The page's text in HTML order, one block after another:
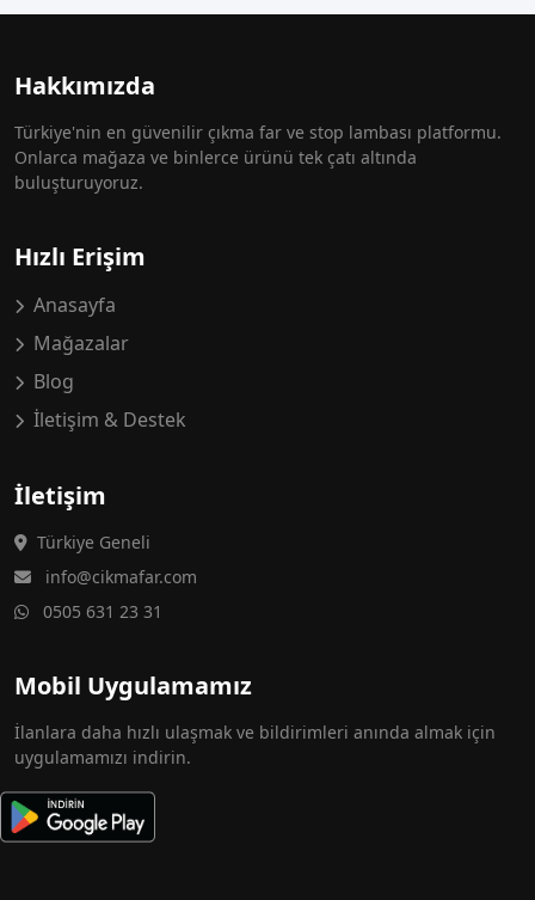
Hakkımızda
Türkiye'nin en güvenilir çıkma far ve stop lambası platformu.
Onlarca mağaza ve binlerce ürünü tek çatı altında
buluşturuyoruz.
Hızlı Erişim
Anasayfa
Mağazalar
Blog
İletişim & Destek
İletişim
Türkiye Geneli
info@cikmafar.com
0505 631 23 31
Mobil Uygulamamız
İlanlara daha hızlı ulaşmak ve bildirimleri anında almak için
uygulamamızı indirin.